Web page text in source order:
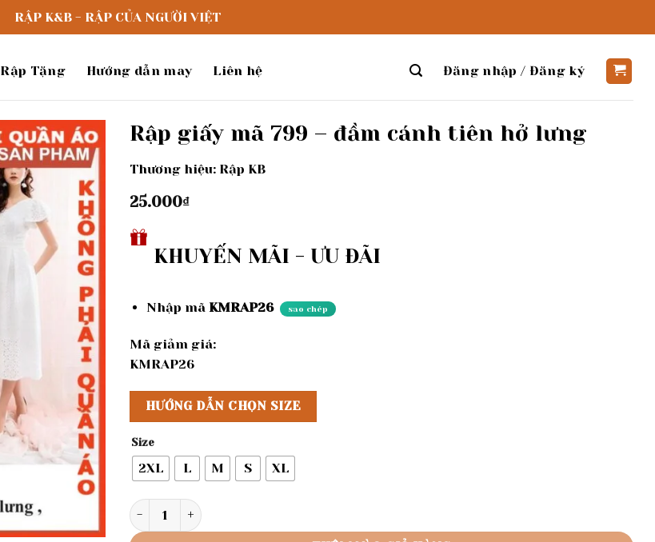
RẬP K&B - RẬP CỦA NGƯỜI VIỆT
Rập Tặng Hướng dẫn may Liên hệ Đăng nhập / Đăng ký
wishlist
Rập giấy mã 799 – đầm cánh tiên hở lưng
Thương hiệu: Rập KB
25.000₫
KHUYẾN MÃI - ƯU ĐÃI
Nhập mã KMRAP26 sao chép
Mã giảm giá:
KMRAP26
HƯỚNG DẪN CHỌN SIZE
Size
2XL L M S XL
Rập giấy mã 799 - đầm cánh tiên hở lưng số lượng